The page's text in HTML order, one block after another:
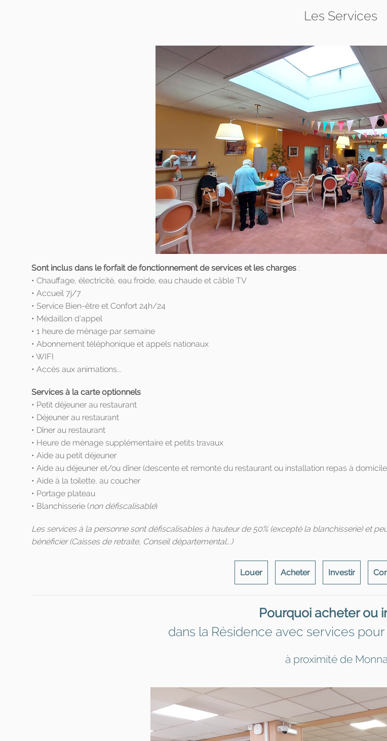
Les Services
Sont inclus dans le forfait de fonctionnement de services et les charges :
• Chauffage, électricité, eau froide, eau chaude et câble TV
• Accueil 7j/7
• Service Bien-être et Confort 24h/24
• Médaillon d'appel
• 1 heure de ménage par semaine
• Abonnement téléphonique et appels nationaux
• WIFI
• Accès aux animations...
Services à la carte optionnels
• Petit déjeuner au restaurant
• Déjeuner au restaurant
• Dîner au restaurant
• Heure de ménage supplémentaire et petits travaux
• Aide au petit déjeuner
• Aide au déjeuner et/ou dîner (descente et remonte du restaurant ou installation repas à
• Aide à la toilette, au coucher
• Portage plateau
• Blanchisserie (non défiscalisable)
Les services à la personne sont défiscalisables à hauteur de 50% (excepté la blanchisserie) et
bénéficier (Caisses de retraite, Conseil départemental...)
Louer Acheter Investir
Pourquoi acheter ou
dans la Résidence avec services
à proximité de